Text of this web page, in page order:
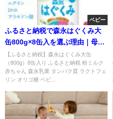
ベビー
ふるさと納税で森永はぐくみ大
缶800g×8缶入を選ぶ理由｜母乳
に学んだ粉ミルク
【ふるさと納税】森永はぐくみ大缶
（800g）8缶入り ふるさと納税 粉ミルク
赤ちゃん 森永乳業 タンパク質 ラクトフェ
リン オリゴ糖 ベビ...